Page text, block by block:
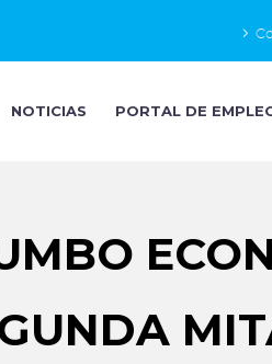
NOTICIAS PORTAL DE